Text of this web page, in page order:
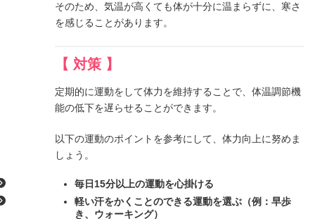
そのため、気温が高くても体が十分に温まらずに、寒さ
を感じることがあります。
【 対策 】
定期的に運動をして体力を維持することで、体温調節機
能の低下を遅らせることができます。
以下の運動のポイントを参考にして、体力向上に努めま
しょう。
毎日15分以上の運動を心掛ける
軽い汗をかくことのできる運動を選ぶ（例：早歩
き、ウォーキング）